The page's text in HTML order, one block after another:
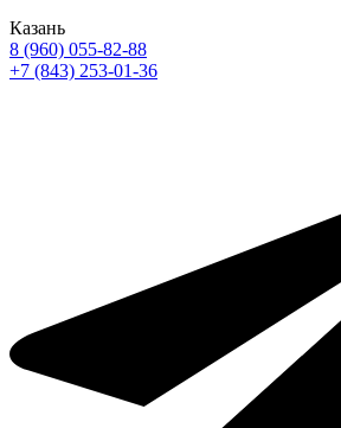
Казань
8 (960) 055-82-88
+7 (843) 253-01-36